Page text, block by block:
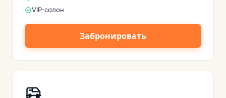
VIP-салон
Забронировать